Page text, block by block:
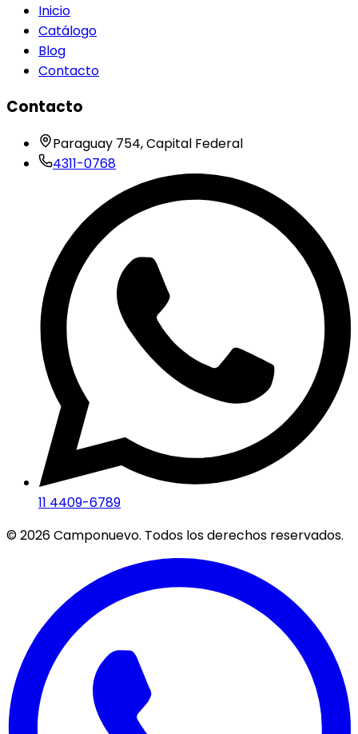
Inicio
Catálogo
Blog
Contacto
Contacto
Paraguay 754, Capital Federal
4311-0768
11 4409-6789
©2026Camponuevo. Todos los derechos reservados.